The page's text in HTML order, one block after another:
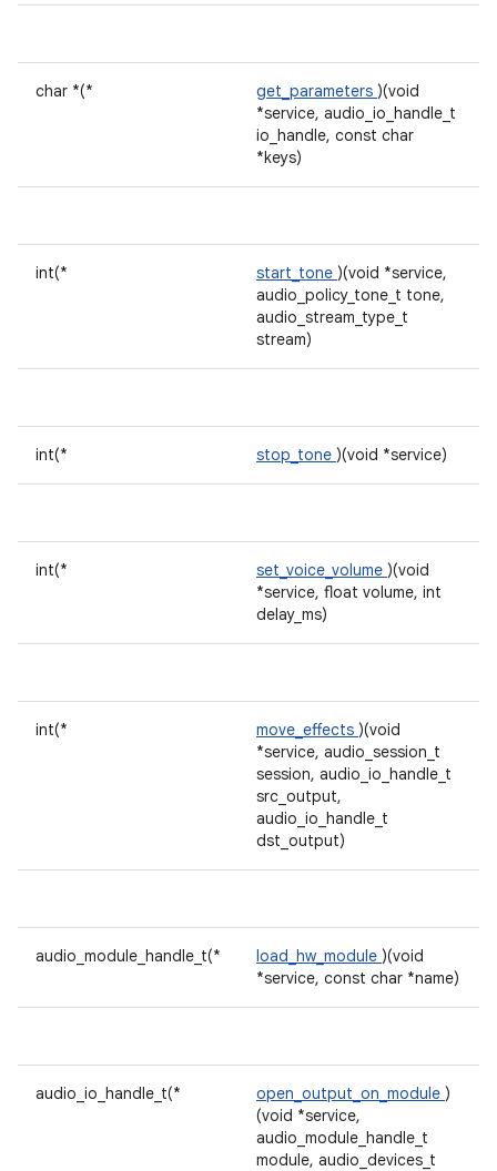
char *(* get_parameters )(void
*service, audio_io_handle_t
io_handle, const char
*keys)
int(* start_tone )(void *service,
audio_policy_tone_t tone,
audio_stream_type_t
stream)
int(* stop_tone )(void *service)
int(* set_voice_volume )(void
*service, float volume, int
delay_ms)
int(* move_effects )(void
*service, audio_session_t
session, audio_io_handle_t
src_output,
audio_io_handle_t
dst_output)
audio_module_handle_t(* load_hw_module )(void
*service, const char *name)
audio_io_handle_t(* open_output_on_module )
(void *service,
audio_module_handle_t
module, audio_devices_t